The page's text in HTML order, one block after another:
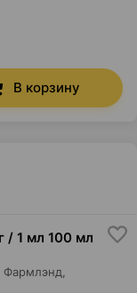
В корзину
/ 1 мл 100 мл
Фармлэнд